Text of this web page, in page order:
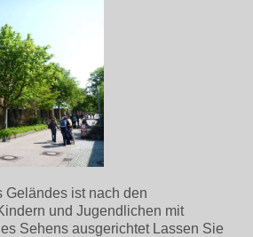
Geländes ist nach den
und Jugendlichen mit
Sehens ausgerichtet Lassen Sie